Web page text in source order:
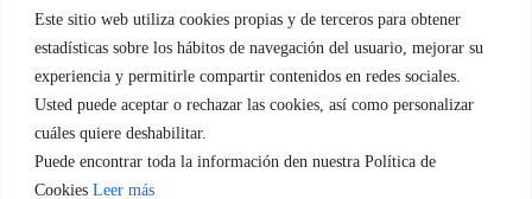
Este sitio web utiliza cookies propias y de terceros para obtener
estadísticas sobre los hábitos de navegación del usuario, mejorar su
experiencia y permitirle compartir contenidos en redes sociales.
Usted puede aceptar o rechazar las cookies, así como personalizar
cuáles quiere deshabilitar.
Puede encontrar toda la información den nuestra Política de
Cookies Leer más
en Torrejón de Ardoz donde contamos con
EvaGasconEquipo
01/10/2015
Quien soy Servicios empresa.
Servicios Familia
Blog
Regala-te Fotografia